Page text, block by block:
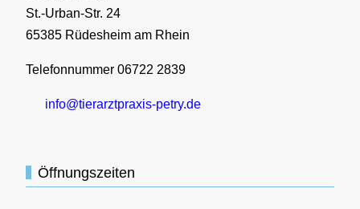
St.-Urban-Str. 24
65385 Rüdesheim am Rhein
Telefonnummer 06722 2839
info@tierarztpraxis-petry.de
Öffnungszeiten